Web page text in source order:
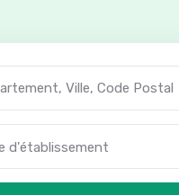
d'établissement